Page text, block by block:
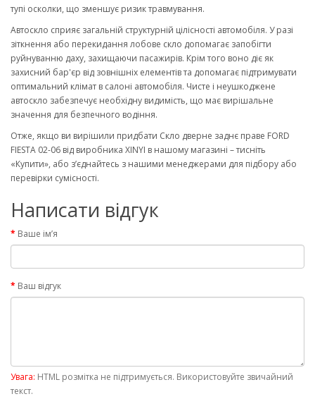
тупі осколки, що зменшує ризик травмування.
Автоскло сприяє загальній структурній цілісності автомобіля. У разі
зіткнення або перекидання лобове скло допомагає запобігти
руйнуванню даху, захищаючи пасажирів. Крім того воно діє як
захисний бар'єр від зовнішніх елементів та допомагає підтримувати
оптимальний клімат в салоні автомобіля. Чисте і неушкоджене
автоскло забезпечує необхідну видимість, що має вирішальне
значення для безпечного водіння.
Отже, якщо ви вирішили придбати Скло дверне заднє праве FORD
FIESTA 02-06 від виробника XINYI в нашому магазині – тисніть
«Купити», або з’єднайтесь з нашими менеджерами для підбору або
перевірки сумісності.
Написати відгук
Ваше ім’я
Ваш відгук
Увага: HTML розмітка не підтримується. Використовуйте звичайний
текст.